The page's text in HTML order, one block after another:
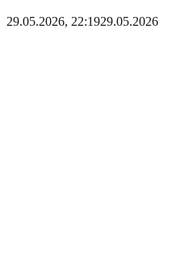
29.05.2026, 22:1929.05.2026